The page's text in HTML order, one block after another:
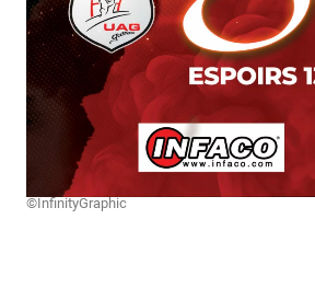
©InfinityGraphic